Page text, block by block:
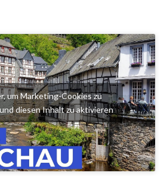
um Marketing-Cookies zu
diesen Inhalt zu aktivieren